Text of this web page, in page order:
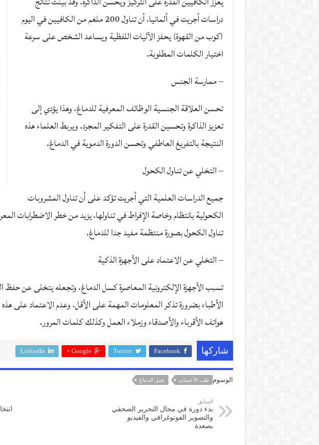
دراسات أجريت في ألمانيا، أن تناول 200 ملغم من الكافيين في اليوم
(كوب من القهوة) يحفز الآليات اللفظية ويساعد الشخص على سرعة
اختيار الكلمات المطلوبة.
– ممارسة الجنس
تحسن العلاقة الجنسية الوظائف المعرفية للدماغ، وهذا يؤدي إلى
تعزيز الذاكرة وتحسين القدرة على التفكير المجرد. ويربط العلماء هذه
النتيجة بالتفريغ العاطفي وتحسن الدورة الدموية في الدماغ.
– التخلي عن تناول الكحول
جميع الدراسات العلمية التي أجريت تؤكد على أن تناول المشروبات
الكحولية بانتظام وخاصة الإفراط في تناولها، يزيد من خطر الاضطرابات
تناول الكحول بصورة منتظمة مفيد جدا للدماغ.
– التخلي عن الاعتماد على الأجهزة الذكية
تسبب الأجهزة الإلكترونية المعاصرة كسل الدماغ، وتجعله يتخلى عن
الأطباء بضرورة تذكر المعلومات المهمة على الأقل، وعدم الاعتماد على هذه
هواتف الأقرباء والأصدقاء وزملاء العمل وكذلك كلمات المرور.
شاركها Facebook
Twitter
Google +
LinkedIn
الوسوم طب الأعصاب عمل الدماغ
السابق
بدء دورة في مجال التحرير الصحفي
والتصوير الفوتوغرافي والفيديو
بصعدة